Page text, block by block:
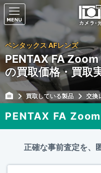
ペンタックス AFレンズ
PENTAX FA
の買取価格・買取
買取している製品 交換
PENTAX FA
正確な事前査定を、